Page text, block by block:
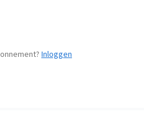
Inloggen